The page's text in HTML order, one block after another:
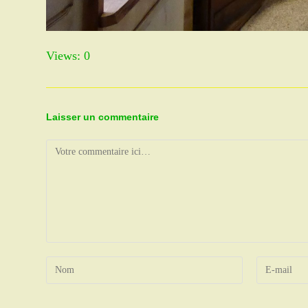
Views: 0
Laisser un commentaire
Comment
Enter
Enter